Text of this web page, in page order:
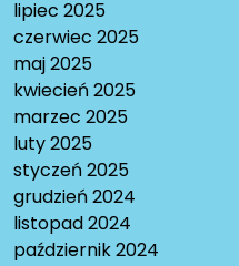
lipiec 2025
czerwiec 2025
maj 2025
kwiecień 2025
marzec 2025
luty 2025
styczeń 2025
grudzień 2024
listopad 2024
październik 2024